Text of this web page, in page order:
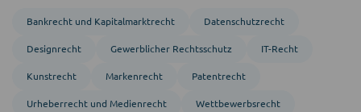
Bankrecht und Kapitalmarktrecht Datenschutzrecht
Designrecht Gewerblicher Rechtsschutz IT-Recht
Kunstrecht Markenrecht Patentrecht
Urheberrecht und Medienrecht Wettbewerbsrecht